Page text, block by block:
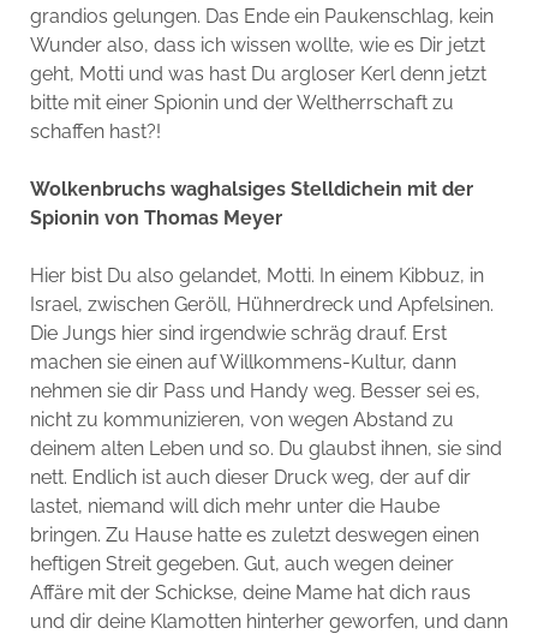
grandios gelungen. Das Ende ein Paukenschlag, kein
Wunder also, dass ich wissen wollte, wie es Dir jetzt
geht, Motti und was hast Du argloser Kerl denn jetzt
bitte mit einer Spionin und der Weltherrschaft zu
schaffen hast?!
Wolkenbruchs waghalsiges Stelldichein mit der
Spionin von Thomas Meyer
Hier bist Du also gelandet, Motti. In einem Kibbuz, in
Israel, zwischen Geröll, Hühnerdreck und Apfelsinen.
Die Jungs hier sind irgendwie schräg drauf. Erst
machen sie einen auf Willkommens-Kultur, dann
nehmen sie dir Pass und Handy weg. Besser sei es,
nicht zu kommunizieren, von wegen Abstand zu
deinem alten Leben und so. Du glaubst ihnen, sie sind
nett. Endlich ist auch dieser Druck weg, der auf dir
lastet, niemand will dich mehr unter die Haube
bringen. Zu Hause hatte es zuletzt deswegen einen
heftigen Streit gegeben. Gut, auch wegen deiner
Affäre mit der Schickse, deine Mame hat dich raus
und dir deine Klamotten hinterher geworfen, und dann